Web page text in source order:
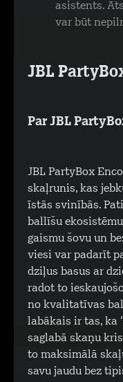
asistents.
var būt
JBL
Par JBL
JBL PartyBox
skaļrunis, kas
īstās svinībās.
ballīšu
gaismu šovu un
viesi var padarīt
dziļus basus ar
radot to
no kvalitatīvas
labākais ir tas, ka
saglabā skaņu
to maksimālā
savu jaudu bez